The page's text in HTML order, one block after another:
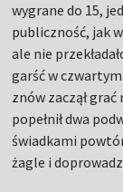
wygrane do 15,
publiczność, jak
ale nie
garść w
znów zaczął
popełnił dwa
świadkami
żagle i